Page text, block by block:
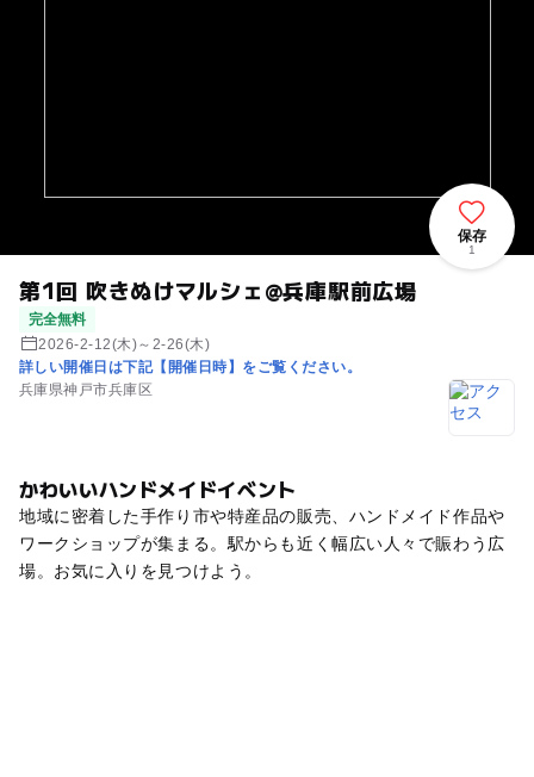
第1回 吹きぬけマルシェ@兵庫駅前広場
完全無料
2026-2-12(木)～2-26(木)
詳しい開催日は下記【開催日時】をご覧ください。
兵庫県神戸市兵庫区
保存
1
かわいいハンドメイドイベント
地域に密着した手作り市や特産品の販売、ハンドメイド作品や
ワークショップが集まる。駅からも近く幅広い人々で賑わう広
場。お気に入りを見つけよう。